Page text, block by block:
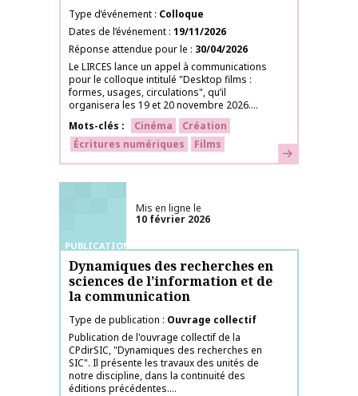
Type d’événement Colloque
Dates de l’événement 19/11/2026
Réponse attendue pour le
30/04/2026
Le LIRCES lance un appel à communications
pour le colloque intitulé "Desktop films :
formes, usages, circulations", qu’il
organisera les 19 et 20 novembre 2026....
Mots-clés
Cinéma
Création
Écritures numériques
Films En savoir plus
PUBLICATIONS
Mis en ligne le
10 février 2026
Dynamiques des recherches en
sciences de l’information et de
la communication
Type de publication
Ouvrage collectif
Publication de l'ouvrage collectif de la
CPdirSIC, "Dynamiques des recherches en
SIC". Il présente les travaux des unités de
notre discipline, dans la continuité des
éditions précédentes....